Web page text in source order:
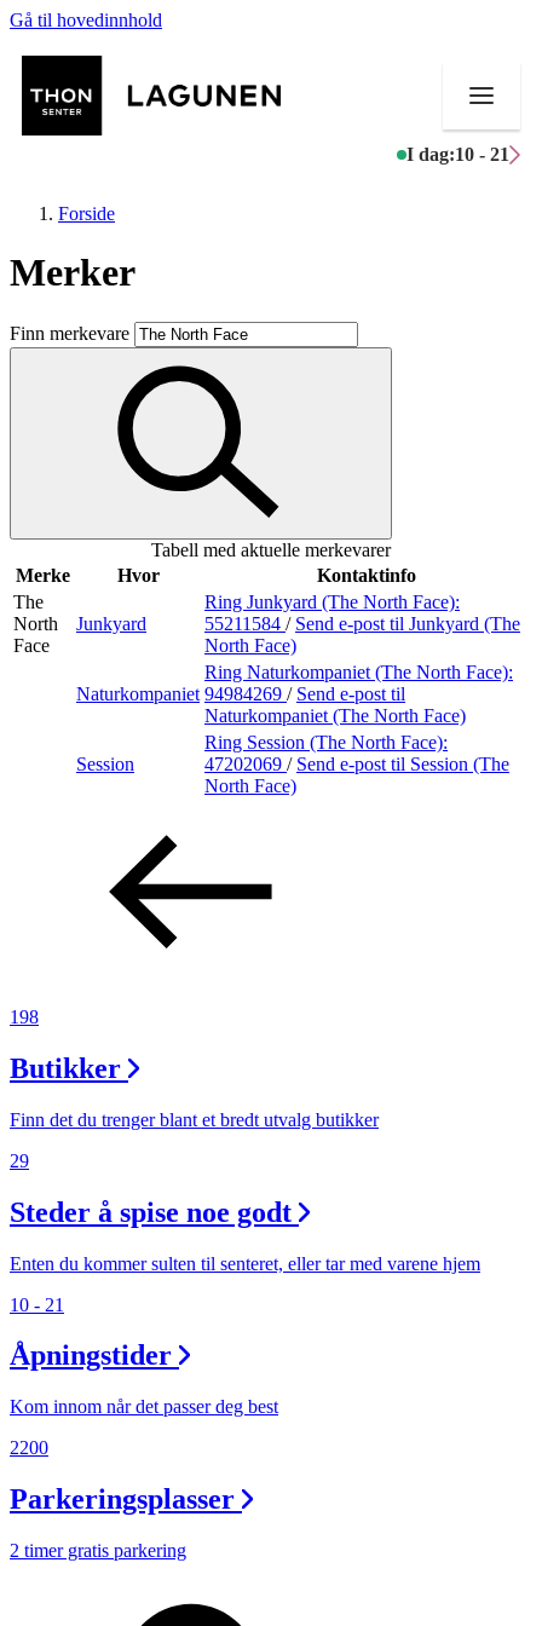
Gå til hovedinnhold
I dag:10 - 21
Butikker
Mat og drikke
Aktiviteter
Inspirasjon
Åpningstider
Praktisk informasjon
Ledige stillinger
Personal Shopper
Forside
Merker
Finn merkevare
Tabell med aktuelle merkevarer
Merke
Hvor
Kontaktinfo
The
North
Face
Junkyard
Ring Junkyard (The North Face):
55211584 / Send e-post til Junkyard (The
North Face)
Naturkompaniet
Ring Naturkompaniet (The North Face):
94984269 / Send e-post til
Naturkompaniet (The North Face)
Session
Ring Session (The North Face):
47202069 / Send e-post til Session (The
North Face)
198
Butikker
Finn det du trenger blant et bredt utvalg butikker
29
Steder å spise noe godt
Enten du kommer sulten til senteret, eller tar med varene hjem
10 - 21
Åpningstider
Kom innom når det passer deg best
2200
Parkeringsplasser
2 timer gratis parkering